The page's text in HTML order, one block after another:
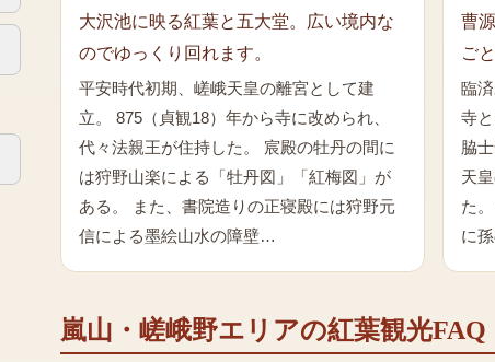
大沢池に映る紅葉と五大堂。広い境内な
のでゆっくり回れます。
平安時代初期、嵯峨天皇の離宮として建
立。 875（貞観18）年から寺に改められ、
代々法親王が住持した。 宸殿の牡丹の間に
は狩野山楽による「牡丹図」「紅梅図」が
ある。 また、書院造りの正寝殿には狩野元
信による墨絵山水の障壁…
曹
ご
臨
寺
脇
天
た
に
嵐山・嵯峨野エリアの紅葉観光FAQ